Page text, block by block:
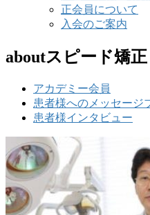
正会員について
入会のご案内
aboutスピード矯正
アカデミー会員
患者様へのメッセージ
患者様インタビュー